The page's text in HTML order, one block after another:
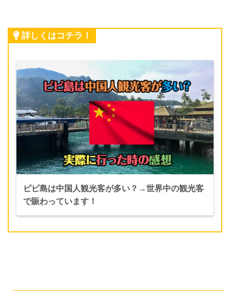
詳しくはコチラ！
ピピ島は中国人観光客が多い？→世界中の観光客
で賑わっています！